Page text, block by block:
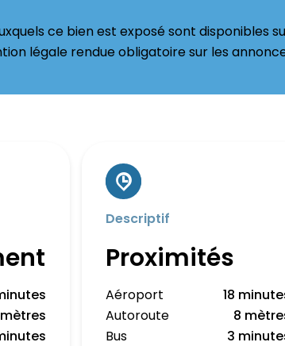
ce bien est exposé sont disponibles
légale rendue obligatoire sur les
Descriptif
Proximités
Aéroport
18
Autoroute
8
Bus
3